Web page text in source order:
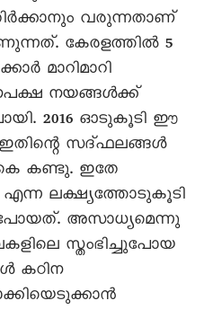
വരുന്നതാണ്
കേരളത്തിൽ 5
മാറിമാറി
നയങ്ങൾക്ക്
2016 ഓടുകൂടി ഈ
ഇതിന്റെ സദ്ഫലങ്ങൾ
കണ്ടു. ഇതേ
ലക്ഷ്യത്തോടുകൂടി
അസാധ്യമെന്നു
സ്തംഭിച്ചുപോയ
കഠിന